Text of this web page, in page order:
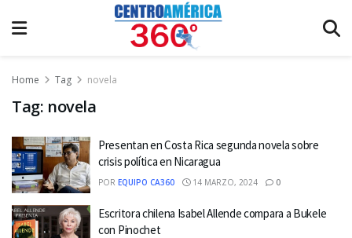
Home Tag novela
Tag: novela
Presentan en Costa Rica segunda novela sobre
crisis política en Nicaragua
POR EQUIPO CA360 14 MARZO, 2024 0
Escritora chilena Isabel Allende compara a Bukele
con Pinochet